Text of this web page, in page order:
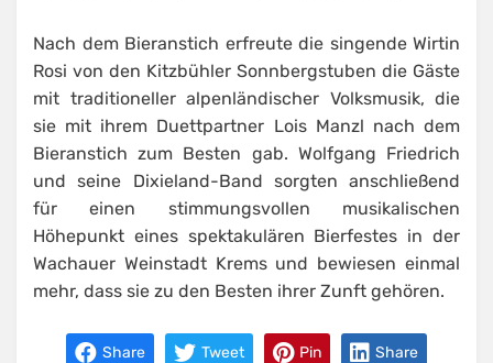
Nach dem Bieranstich erfreute die singende Wirtin
Rosi von den Kitzbühler Sonnbergstuben die Gäste
mit traditioneller alpenländischer Volksmusik, die
sie mit ihrem Duettpartner Lois Manzl nach dem
Bieranstich zum Besten gab. Wolfgang Friedrich
und seine Dixieland-Band sorgten anschließend
für einen stimmungsvollen musikalischen
Höhepunkt eines spektakulären Bierfestes in der
Wachauer Weinstadt Krems und bewiesen einmal
mehr, dass sie zu den Besten ihrer Zunft gehören.
Share Tweet Pin Share